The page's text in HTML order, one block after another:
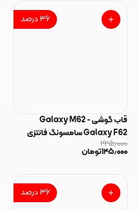
Super X اورجینال کد 180233
۳۶درصد
قاب گوشی Galaxy M62 -
Galaxy F62 سامسونگ فانتزی
سوزنی برجسته طرح میکی موس پاپ
سوکت دار کد 128869
۲۲۵٫۰۰۰
۱۴۵٫۰۰۰تومان
۳۶درصد